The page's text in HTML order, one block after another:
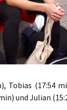
Tobias (17:54
und Julian